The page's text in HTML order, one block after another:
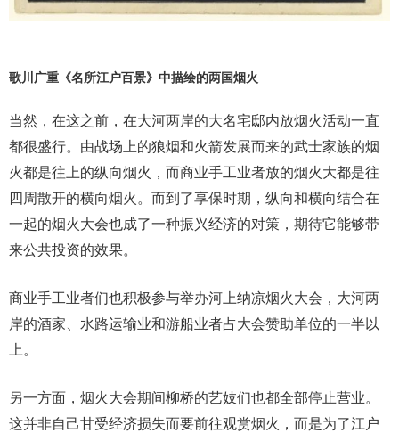
歌川广重《名所江户百景》中描绘的两国烟火
当然，在这之前，在大河两岸的大名宅邸内放烟火活动一直
都很盛行。由战场上的狼烟和火箭发展而来的武士家族的烟
火都是往上的纵向烟火，而商业手工业者放的烟火大都是往
四周散开的横向烟火。而到了享保时期，纵向和横向结合在
一起的烟火大会也成了一种振兴经济的对策，期待它能够带
来公共投资的效果。
商业手工业者们也积极参与举办河上纳凉烟火大会，大河两
岸的酒家、水路运输业和游船业者占大会赞助单位的一半以
上。
另一方面，烟火大会期间柳桥的艺妓们也都全部停止营业。
这并非自己甘受经济损失而要前往观赏烟火，而是为了江户